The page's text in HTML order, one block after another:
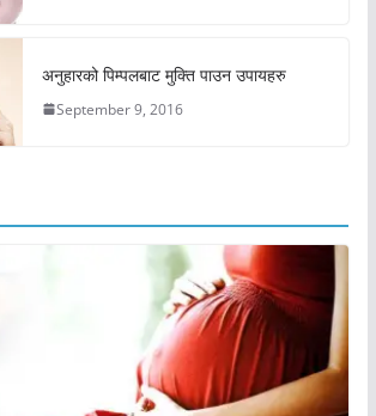
अनुहारको पिम्पलबाट मुक्ति पाउन उपायहरु
September 9, 2016